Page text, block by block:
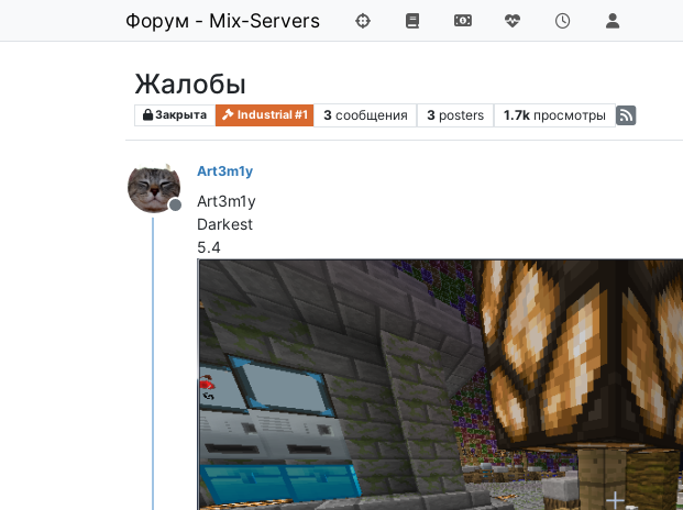
Форум - Mix-Servers
Жалобы
Закрыта Industrial #1 3 сообщения 3 posters 1.7k просмотры
Не в сети
Art3m1y
Art3m1y
Darkest
5.4